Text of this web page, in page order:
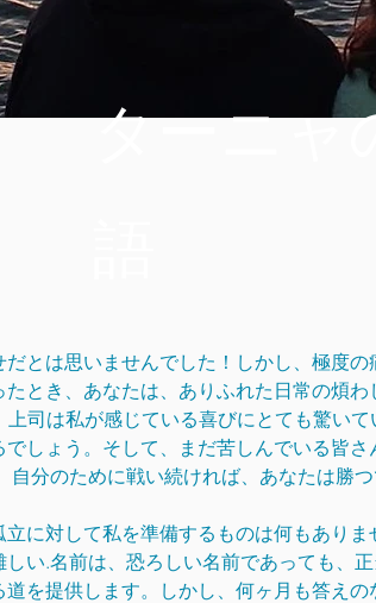
ターニャ
とは思いませんでした！しかし、極度
とき、あなたは、ありふれた日常の煩
司は私が感じている喜びにとても驚い
しょう。そして、まだ苦しんでいる皆
分のために戦い続ければ、あなたは勝つ
に対して私を準備するものは何もあり
い.名前は、恐ろしい名前であっても、
を提供します。しかし、何ヶ月も答え